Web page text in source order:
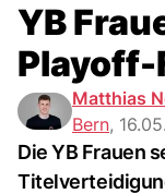
YB
Playoff-
Matthias
Bern,
Die YB Frauen